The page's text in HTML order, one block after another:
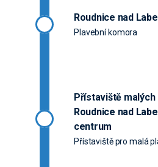
Roudnice nad
Plavební komora
Přístaviště malých
Roudnice nad
centrum
Přístaviště pro malá